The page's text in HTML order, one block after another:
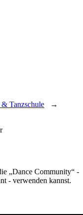
& Tanzschule →
„Dance Community“ -
- verwenden kannst.